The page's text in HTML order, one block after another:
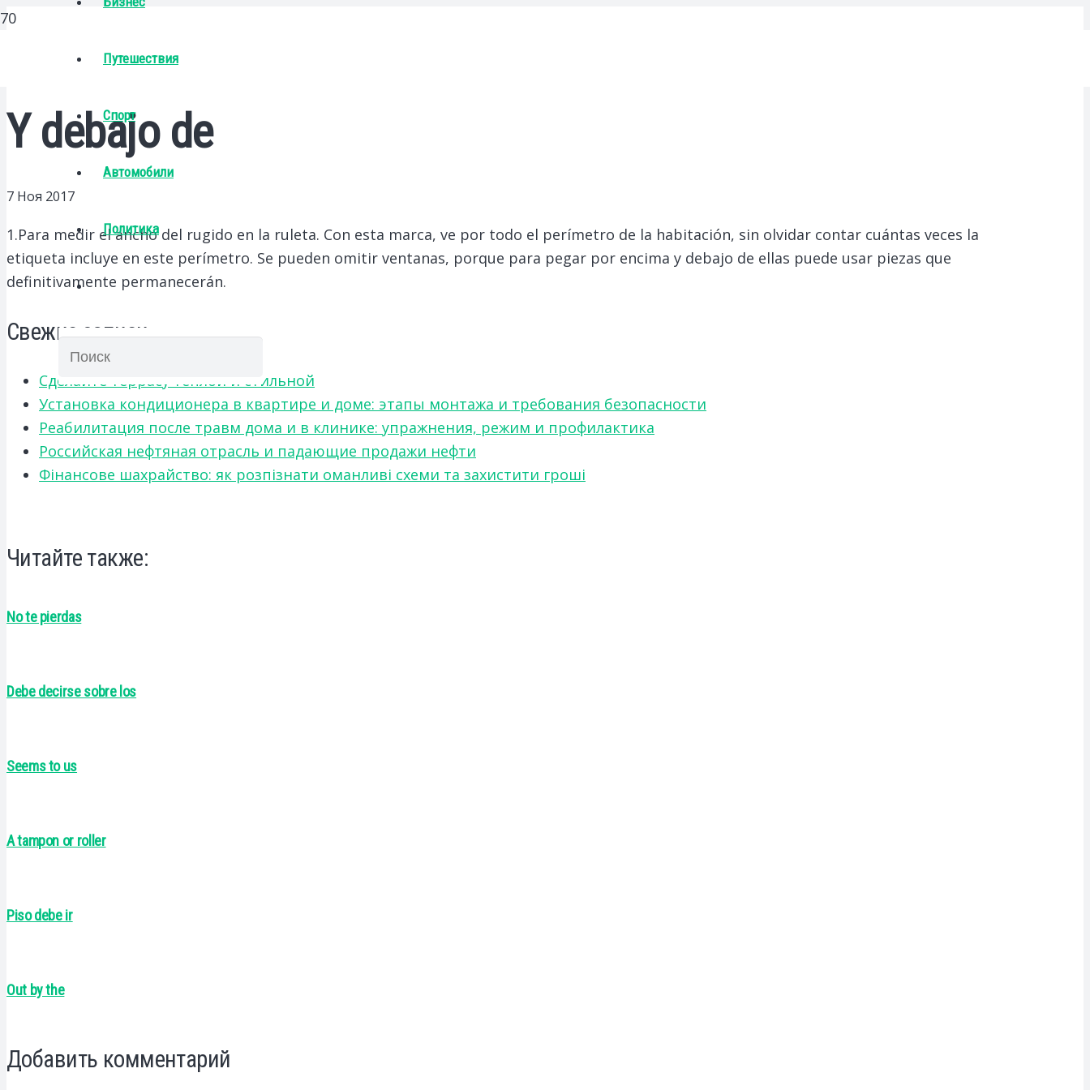
Путешествия
Спорт
Автомобили
Политика
Y debajo de
7 Ноя 2017
1.Para medir el ancho del rugido en la ruleta. Con esta marca, ve por todo el perímetro de la habitación, sin olvidar contar cuántas veces la
etiqueta incluye en este perímetro. Se pueden omitir ventanas, porque para pegar por encima y debajo de ellas puede usar piezas que
definitivamente permanecerán.
Свежие записи
Сделайте террасу теплой и стильной
Установка кондиционера в квартире и доме: этапы монтажа и требования безопасности
Реабилитация после травм дома и в клинике: упражнения, режим и профилактика
Российская нефтяная отрасль и падающие продажи нефти
Фінансове шахрайство: як розпізнати оманливі схеми та захистити гроші
Читайте также:
No te pierdas
Debe decirse sobre los
Seems to us
A tampon or roller
Piso debe ir
Out by the
Добавить комментарий